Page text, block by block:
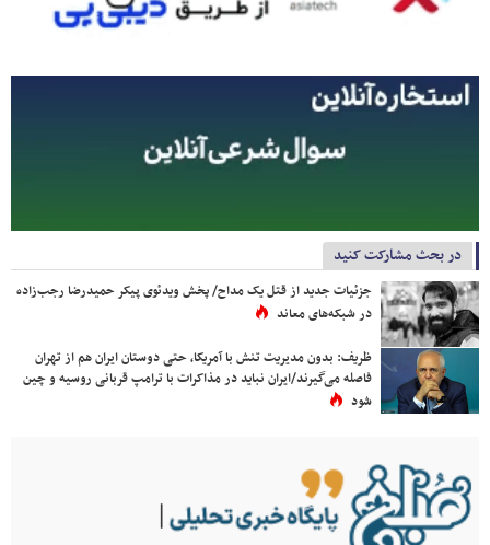
در بحث مشارکت کنید
جزئیات جدید از قتل یک مداح/ پخش ویدئوی پیکر حمیدرضا رجب‌زاده
در شبکه‌های معاند
ظریف: بدون مدیریت تنش با آمریکا، حتی دوستان ایران هم از تهران
فاصله می‌گیرند/ایران نباید در مذاکرات با ترامپ قربانی روسیه و چین
شود